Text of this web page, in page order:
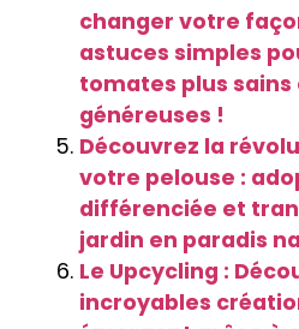
changer votre
astuces simples
tomates plus
généreuses !
Découvrez la
votre pelouse :
différenciée et
jardin en paradis
Le Upcycling :
incroyables